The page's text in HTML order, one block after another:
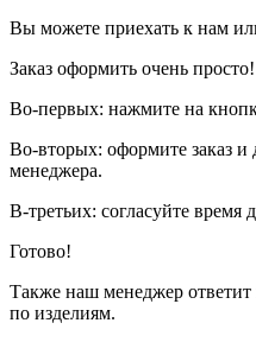
Вы можете приехать к нам
Заказ оформить очень просто!
Во-первых: нажмите на
Во-вторых: оформите заказ и
менеджера.
В-третьих: согласуйте время
Готово!
Также наш менеджер
по изделиям.